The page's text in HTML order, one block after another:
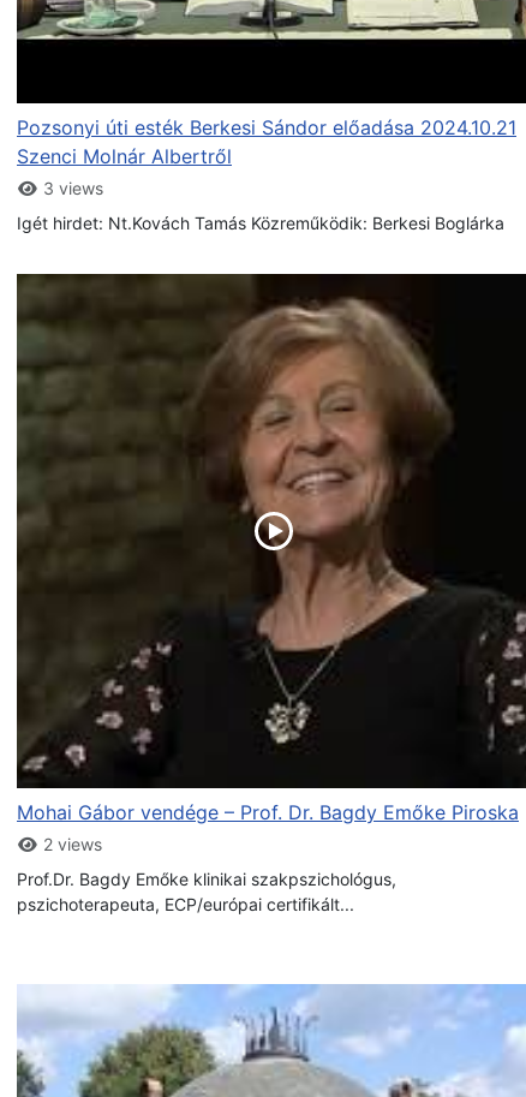
Pozsonyi úti esték Berkesi Sándor előadása 2024.10.21
Szenci Molnár Albertről
3 views
Igét hirdet: Nt.Kovách Tamás Közreműködik: Berkesi Boglárka
Mohai Gábor vendége – Prof. Dr. Bagdy Emőke Piroska
2 views
Prof.Dr. Bagdy Emőke klinikai szakpszichológus,
pszichoterapeuta, ECP/európai certifikált...